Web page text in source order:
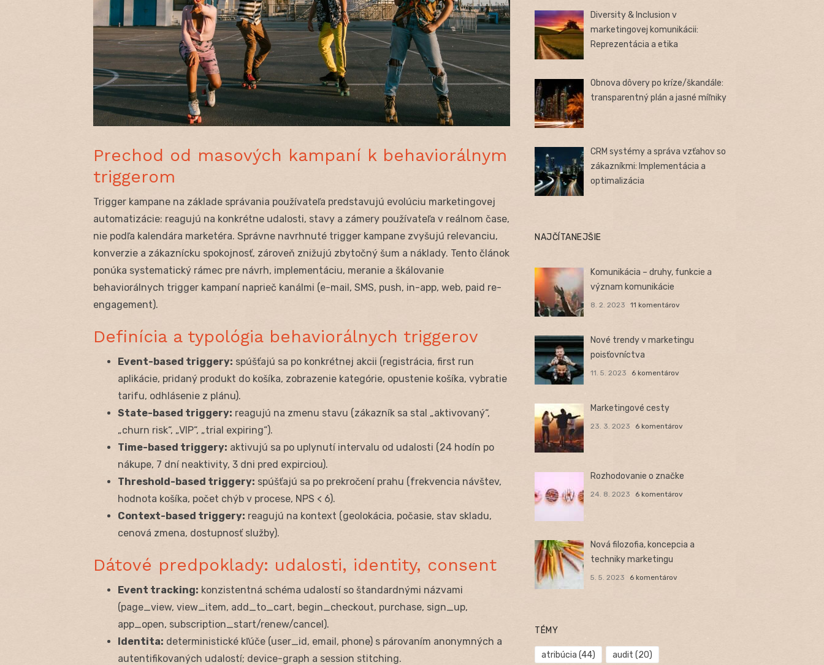
Prechod od masových kampaní k behaviorálnym
triggerom
Trigger kampane na základe správania používateľa predstavujú evolúciu marketingovej
automatizácie: reagujú na konkrétne udalosti, stavy a zámery používateľa v reálnom čase,
nie podľa kalendára marketéra. Správne navrhnuté trigger kampane zvyšujú relevanciu,
konverzie a zákaznícku spokojnosť, zároveň znižujú zbytočný šum a náklady. Tento článok
ponúka systematický rámec pre návrh, implementáciu, meranie a škálovanie
behaviorálnych trigger kampaní naprieč kanálmi (e-mail, SMS, push, in-app, web, paid re-
engagement).
Definícia a typológia behaviorálnych triggerov
Event-based triggery: spúšťajú sa po konkrétnej akcii (registrácia, first run
aplikácie, pridaný produkt do košíka, zobrazenie kategórie, opustenie košíka, vybratie
tarifu, odhlásenie z plánu).
State-based triggery: reagujú na zmenu stavu (zákazník sa stal „aktivovaný“,
„churn risk“, „VIP“, „trial expiring“).
Time-based triggery: aktivujú sa po uplynutí intervalu od udalosti (24 hodín po
nákupe, 7 dní neaktivity, 3 dni pred expirciou).
Threshold-based triggery: spúšťajú sa po prekročení prahu (frekvencia návštev,
hodnota košíka, počet chýb v procese, NPS < 6).
Context-based triggery: reagujú na kontext (geolokácia, počasie, stav skladu,
cenová zmena, dostupnosť služby).
Dátové predpoklady: udalosti, identity, consent
Event tracking: konzistentná schéma udalostí so štandardnými názvami
(page_view, view_item, add_to_cart, begin_checkout, purchase, sign_up,
app_open, subscription_start/renew/cancel).
Identita: deterministické kľúče (user_id, email, phone) s párovaním anonymných a
autentifikovaných udalostí; device-graph a session stitching.
Diversity & Inclusion v
marketingovej komunikácii:
Reprezentácia a etika
Obnova dôvery po kríze/škandále:
transparentný plán a jasné míľniky
CRM systémy a správa vzťahov so
zákazníkmi: Implementácia a
optimalizácia
NAJČÍTANEJŠIE
Komunikácia – druhy, funkcie a
význam komunikácie
8. 2. 2023 11 komentárov
Nové trendy v marketingu
poisťovníctva
11. 5. 2023 6 komentárov
Marketingové cesty
23. 3. 2023 6 komentárov
Rozhodovanie o značke
24. 8. 2023 6 komentárov
Nová filozofia, koncepcia a
techniky marketingu
5. 5. 2023 6 komentárov
TÉMY
atribúcia (44) audit (20)